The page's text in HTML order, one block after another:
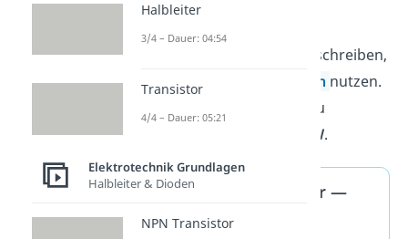
850 mW ÷ 1.000 =
Statt viele Nullen zu schreiben,
kannst du
Zehnerpotenzen nutzen.
500.000.000 W schreibst du
W.
Verwechslungsgefahr —
kW und kWh
Halbleiter
3/4 – Dauer: 04:54
Transistor
4/4 – Dauer: 05:21
Elektrotechnik Grundlagen
Halbleiter & Dioden
NPN Transistor